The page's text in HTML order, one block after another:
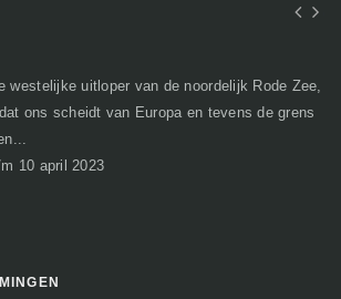
westelijke uitloper van de noordelijk Rode Zee,
ons scheidt van Europa en tevens de grens
10 april 2023